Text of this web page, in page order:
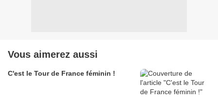
Vous aimerez aussi
C'est le Tour de France féminin !